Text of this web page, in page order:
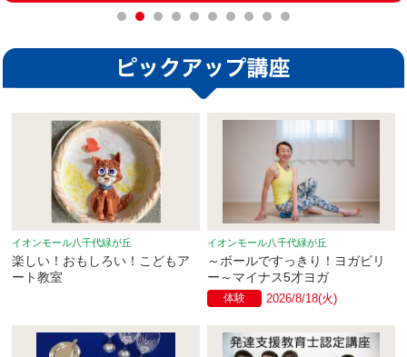
イオンモール八千代緑が丘
楽しい！おもしろい！こどもア
ート教室
イオンモール八千代緑が丘
～ボールですっきり！ヨガビリ
ー～マイナス5才ヨガ
体験 2026/8/18(火)